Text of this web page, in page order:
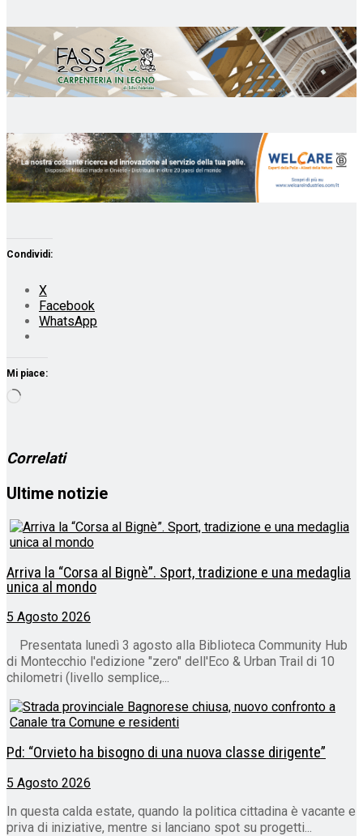
Condividi:
X
Facebook
WhatsApp
Mi piace:
Caricamento
Correlati
Ultime notizie
Arriva la “Corsa al Bignè”. Sport, tradizione e una medaglia
unica al mondo
5 Agosto 2026
Presentata lunedì 3 agosto alla Biblioteca Community Hub
di Montecchio l'edizione "zero" dell'Eco & Urban Trail di 10
chilometri (livello semplice,...
Pd: “Orvieto ha bisogno di una nuova classe dirigente”
5 Agosto 2026
In questa calda estate, quando la politica cittadina è vacante e
priva di iniziative, mentre si lanciano spot su progetti...